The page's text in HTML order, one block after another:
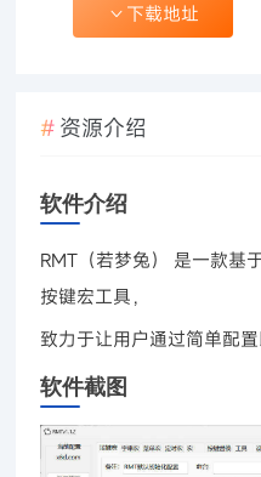
下载地址
资源介绍
软件介绍
RMT（若梦兔） 是一款基
按键宏工具，
致力于让用户通过简单配
软件截图